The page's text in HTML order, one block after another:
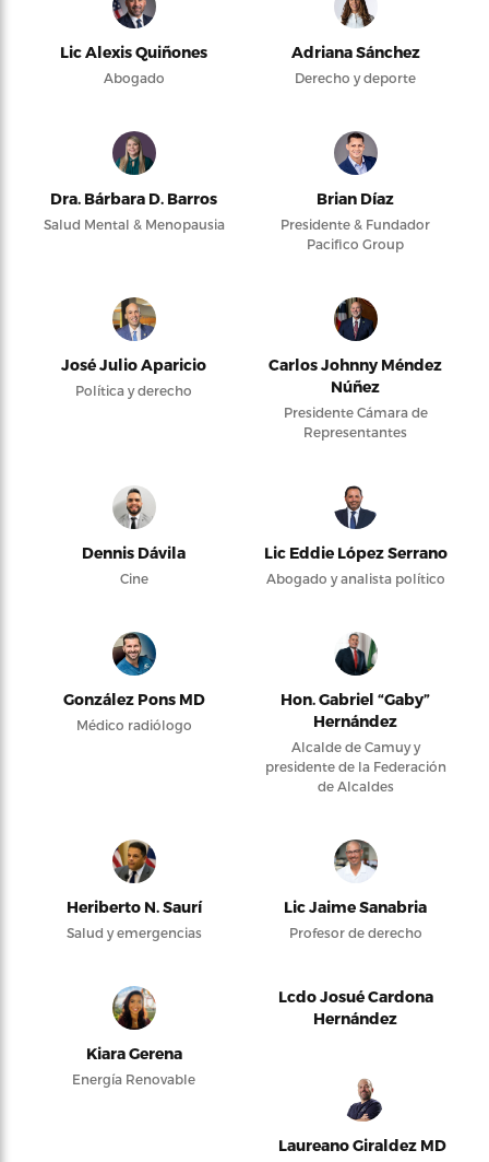
Lic Alexis Quiñones
Abogado
Adriana Sánchez
Derecho y deporte
Dra. Bárbara D. Barros
Salud Mental & Menopausia
Brian Díaz
Presidente & Fundador
Pacifico Group
José Julio Aparicio
Política y derecho
Carlos Johnny Méndez
Núñez
Presidente Cámara de
Representantes
Dennis Dávila
Cine
Lic Eddie López Serrano
Abogado y analista político
González Pons MD
Médico radiólogo
Hon. Gabriel “Gaby”
Hernández
Alcalde de Camuy y
presidente de la Federación
de Alcaldes
Heriberto N. Saurí
Salud y emergencias
Lic Jaime Sanabria
Profesor de derecho
Kiara Gerena
Energía Renovable
Lcdo Josué Cardona
Hernández
Laureano Giraldez MD